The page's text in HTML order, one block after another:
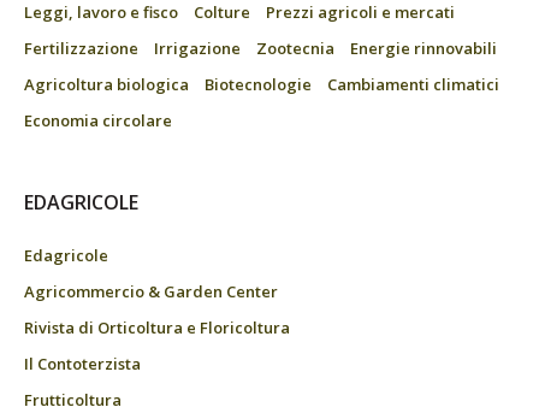
Leggi, lavoro e fisco
Colture
Prezzi agricoli e mercati
Fertilizzazione
Irrigazione Zootecnia
Energie rinnovabili
Agricoltura biologica
Biotecnologie
Cambiamenti climatici
Economia circolare
EDAGRICOLE
Edagricole
Agricommercio & Garden Center
Rivista di Orticoltura e Floricoltura
Il Contoterzista
Frutticoltura